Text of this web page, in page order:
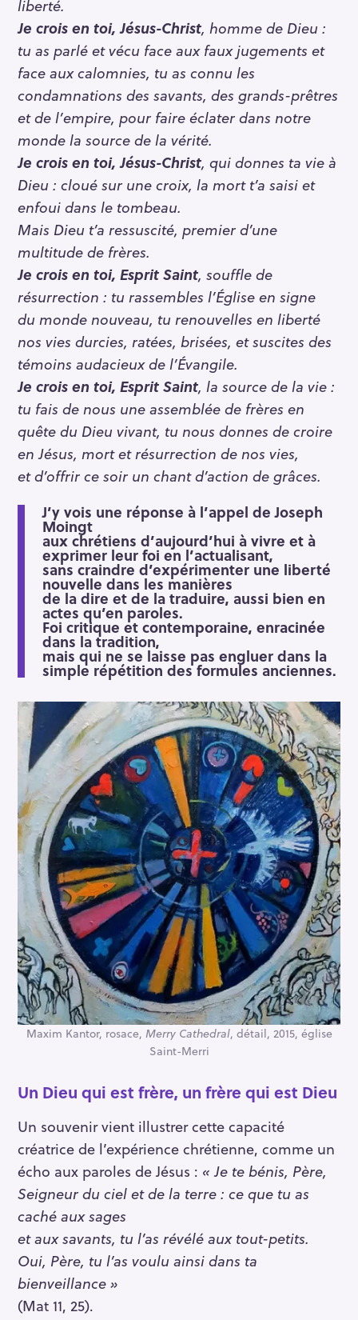
liberté.
Je crois en toi, Jésus-Christ, homme de Dieu :
tu as parlé et vécu face aux faux jugements et
face aux calomnies, tu as connu les
condamnations des savants, des grands-prêtres
et de l’empire, pour faire éclater dans notre
monde la source de la vérité.
Je crois en toi, Jésus-Christ, qui donnes ta vie à
Dieu : cloué sur une croix, la mort t’a saisi et
enfoui dans le tombeau.
Mais Dieu t’a ressuscité, premier d’une
multitude de frères.
Je crois en toi, Esprit Saint, souffle de
résurrection : tu rassembles l’Église en signe
du monde nouveau, tu renouvelles en liberté
nos vies durcies, ratées, brisées, et suscites des
témoins audacieux de l’Évangile.
Je crois en toi, Esprit Saint, la source de la vie :
tu fais de nous une assemblée de frères en
quête du Dieu vivant, tu nous donnes de croire
en Jésus, mort et résurrection de nos vies,
et d’offrir ce soir un chant d’action de grâces.
J’y vois une réponse à l’appel de Joseph
Moingt
aux chrétiens d’aujourd’hui à vivre et à
exprimer leur foi en l’actualisant,
sans craindre d’expérimenter une liberté
nouvelle dans les manières
de la dire et de la traduire, aussi bien en
actes qu’en paroles.
Foi critique et contemporaine, enracinée
dans la tradition,
mais qui ne se laisse pas engluer dans la
simple répétition des formules anciennes.
Maxim Kantor, rosace, Merry Cathedral, détail, 2015, église
Saint-Merri
Un Dieu qui est frère, un frère qui est Dieu
Un souvenir vient illustrer cette capacité
créatrice de l’expérience chrétienne, comme un
écho aux paroles de Jésus : « Je te bénis, Père,
Seigneur du ciel et de la terre : ce que tu as
caché aux sages
et aux savants, tu l’as révélé aux tout-petits.
Oui, Père, tu l’as voulu ainsi dans ta
bienveillance »
(Mat 11, 25).